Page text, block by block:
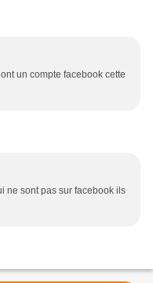
un compte facebook cette
ne sont pas sur facebook ils